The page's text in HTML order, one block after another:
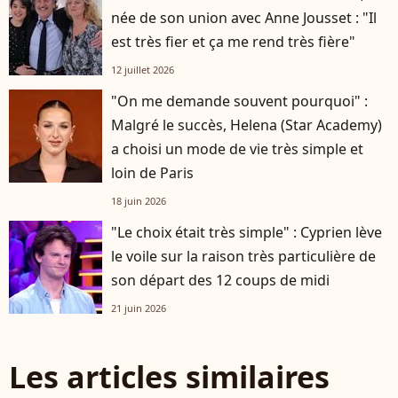
née de son union avec Anne Jousset : "Il
est très fier et ça me rend très fière"
12 juillet 2026
"On me demande souvent pourquoi" :
Malgré le succès, Helena (Star Academy)
a choisi un mode de vie très simple et
loin de Paris
18 juin 2026
"Le choix était très simple" : Cyprien lève
le voile sur la raison très particulière de
son départ des 12 coups de midi
21 juin 2026
Les articles similaires